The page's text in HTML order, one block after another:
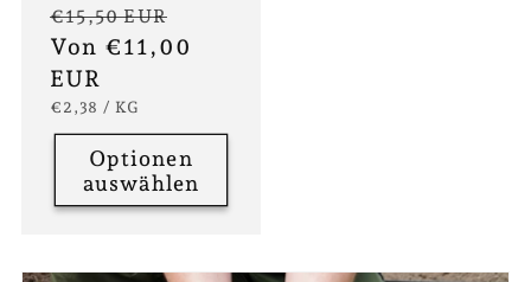
Normaler
Preis
€15,50 EUR
Von €11,00
EUR
GRUNDPREIS
€2,38 / PRO
KG
Optionen
auswählen